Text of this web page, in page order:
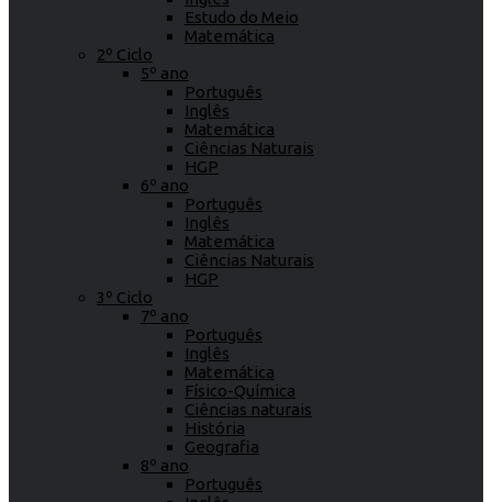
Estudo do Meio
Matemática
2º Ciclo
5º ano
Português
Inglês
Matemática
Ciências Naturais
HGP
6º ano
Português
Inglês
Matemática
Ciências Naturais
HGP
3º Ciclo
7º ano
Português
Inglês
Matemática
Físico-Química
Ciências naturais
História
Geografia
8º ano
Português